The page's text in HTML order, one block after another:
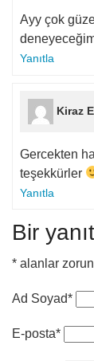
Ayy çok
Yanıtla
Kiraz
Gercekten
teşekkürler
Yanıtla
Bir
* alanlar
Ad Soyad*
E-posta*